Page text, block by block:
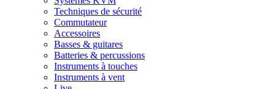
Techniques de sécurité
Commutateur
Accessoires
Basses & guitares
Batteries & percussions
Instruments à touches
Instruments à vent